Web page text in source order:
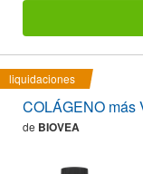
liquidaciones
COLÁGENO más
de BIOVEA